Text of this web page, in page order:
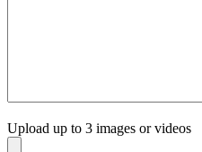
Upload up to 3 images or videos